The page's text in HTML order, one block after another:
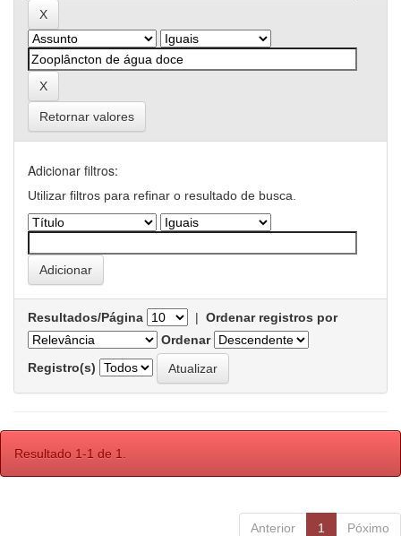
Retornar valores
Adicionar filtros:
Utilizar filtros para refinar o resultado de busca.
Resultados/Página | Ordenar registros por
Ordenar
Registro(s)
Resultado 1-1 de 1.
Anterior 1 Póximo